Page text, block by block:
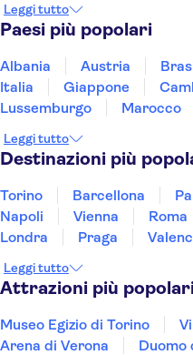
Concord
Leggi tutto
Paesi più popolari
Albania Austria
Italia
Giappone
Lussemburgo
Marocco
Tunisia
Turchia
Leggi tutto
Destinazioni più
Torino Barcellona
Napoli
Vienna Roma
Londra
Praga
Palermo
Leggi tutto
Attrazioni più
Museo Egizio di Torino
Arena di Verona
Duomo